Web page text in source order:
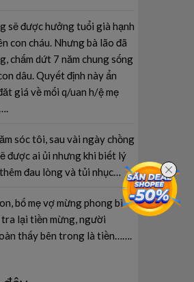
sẽ được hưởng tuổi già hạnh
con cháu. Nhưng bà lão đã
chấm dứt 7 năm chung sống
dâu. Quyết định này ẩn
giá về mối q/uan h/ệ mẹ
sóc tôi, sau vài ngày chồng
được ai ủi nhưng khi biết lý
đau lòng và tủi nhục…
bố mẹ vợ mừng phong bì
lại tiền mừng, người
thấy bên trong là tiền…….